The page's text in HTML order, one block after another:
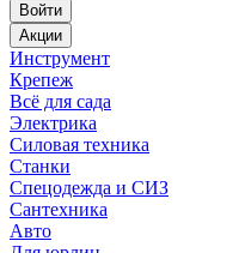
Войти
Акции
Инструмент
Крепеж
Всё для сада
Электрика
Силовая техника
Станки
Спецодежда и СИЗ
Сантехника
Авто